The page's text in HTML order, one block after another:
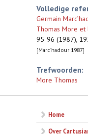
Volledige
Germain
Thomas More et
95-96 (1987),
[Marc’hadour 1987]
Trefwoorden:
More Thomas
Home
Over